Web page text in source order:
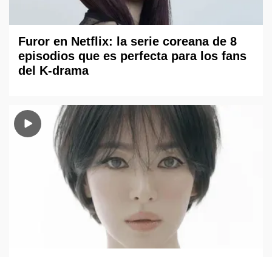
Furor en Netflix: la serie coreana de 8
episodios que es perfecta para los fans
del K-drama